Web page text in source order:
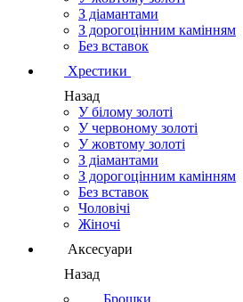
З діамантами
З дорогоцінним камінням
Без вставок
Хрестики
Назад
У білому золоті
У червоному золоті
У жовтому золоті
З діамантами
З дорогоцінним камінням
Без вставок
Чоловічі
Жіночі
Аксесуари
Назад
Брошки